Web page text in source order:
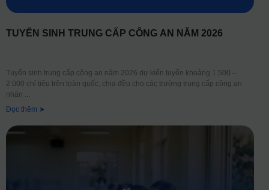
TUYỂN SINH TRUNG CẤP CÔNG AN NĂM 2026
Tuyển sinh trung cấp công an năm 2026 dự kiến tuyển khoảng 1.500 –
2.000 chỉ tiêu trên toàn quốc, chia đều cho các trường trung cấp công an
nhân
Đọc thêm ➤